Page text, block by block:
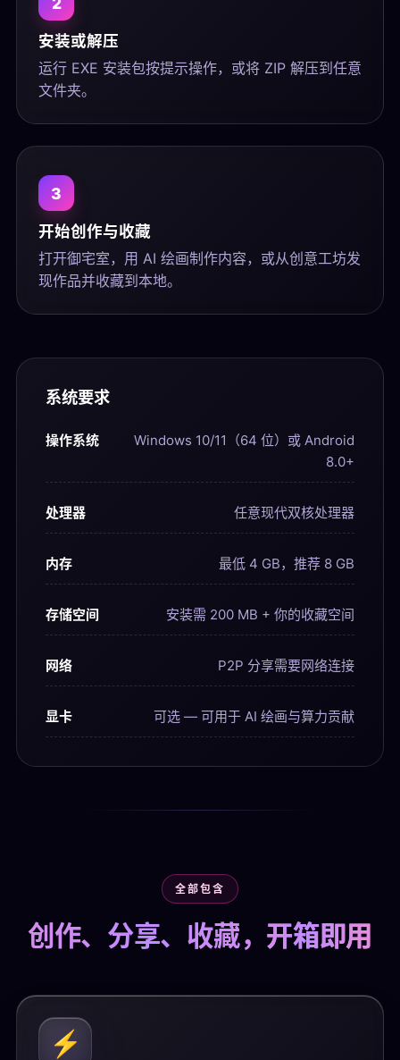
安装或解压
运行 EXE 安装包按提示操作，或将 ZIP 解压到任意
文件夹。
3
开始创作与收藏
打开御宅室，用 AI 绘画制作内容，或从创意工坊发
现作品并收藏到本地。
系统要求
操作系统
Windows 10/11（64 位）或 Android
8.0+
处理器 任意现代双核处理器
内存 最低 4 GB，推荐 8 GB
存储空间 安装需 200 MB + 你的收藏空间
网络 P2P 分享需要网络连接
显卡 可选 — 可用于 AI 绘画与算力贡献
全部包含
创作、分享、收藏， 开箱即用
⚡